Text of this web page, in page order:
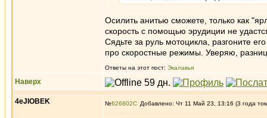
Осилить анитью сможете, только как
скорость с помощью эрудиции не
Сядьте за руль мотоцикла, разгоните
про скоростные режимы. Уверяю,
Ответы на этот пост: Экалавья
Наверх
4eJIOBEK №626802 Добавлено: Чт 11 Май 23, 13:16 (3 года